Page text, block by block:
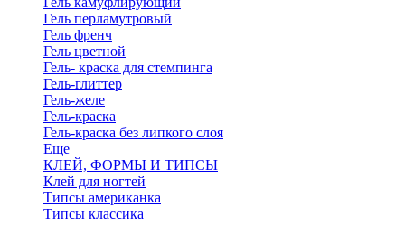
Гель перламутровый
Гель френч
Гель цветной
Гель- краска для стемпинга
Гель-глиттер
Гель-желе
Гель-краска
Гель-краска без липкого слоя
Еще
КЛЕЙ, ФОРМЫ И ТИПСЫ
Клей для ногтей
Типсы американка
Типсы классика